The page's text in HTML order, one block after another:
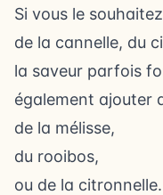
Si vous le
de la cannelle, du
la saveur parfois
également ajouter
de la mélisse,
du rooibos,
ou de la citronnelle.